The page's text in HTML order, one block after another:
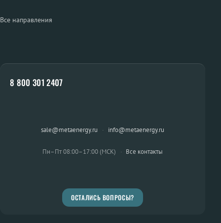
Все направления
8 800 301 2407
sale@metaenergy.ru · info@metaenergy.ru
Пн–Пт 08:00–17:00 (МСК) · Все контакты
ОСТАЛИСЬ ВОПРОСЫ?